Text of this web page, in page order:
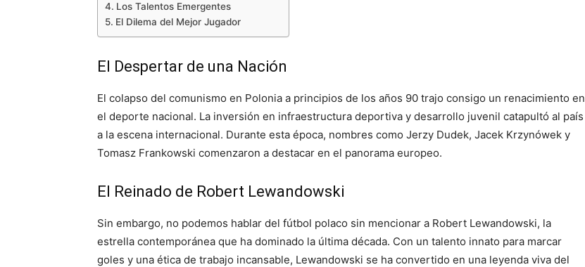
Los Talentos Emergentes
El Dilema del Mejor Jugador
El Despertar de una Nación
El colapso del comunismo en Polonia a principios de los años 90 trajo consigo un renacimiento en
el deporte nacional. La inversión en infraestructura deportiva y desarrollo juvenil catapultó al país
a la escena internacional. Durante esta época, nombres como Jerzy Dudek, Jacek Krzynówek y
Tomasz Frankowski comenzaron a destacar en el panorama europeo.
El Reinado de Robert Lewandowski
Sin embargo, no podemos hablar del fútbol polaco sin mencionar a Robert Lewandowski, la
estrella contemporánea que ha dominado la última década. Con un talento innato para marcar
goles y una ética de trabajo incansable, Lewandowski se ha convertido en una leyenda viva del